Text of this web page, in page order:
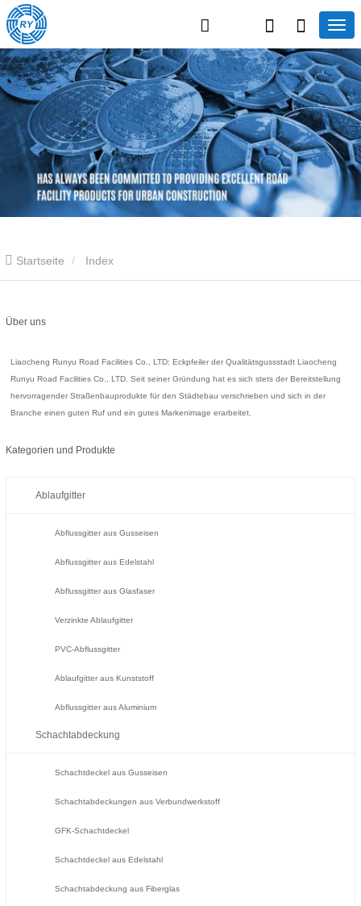
Startseite Index
Über uns
Liaocheng Runyu Road Facilities Co., LTD: Eckpfeiler der Qualitätsgussstadt Liaocheng
Runyu Road Facilities Co., LTD. Seit seiner Gründung hat es sich stets der Bereitstellung
hervorragender Straßenbauprodukte für den Städtebau verschrieben und sich in der
Branche einen guten Ruf und ein gutes Markenimage erarbeitet.
Kategorien und Produkte
Ablaufgitter
Abflussgitter aus Gusseisen
Abflussgitter aus Edelstahl
Abflussgitter aus Glasfaser
Verzinkte Ablaufgitter
PVC-Abflussgitter
Ablaufgitter aus Kunststoff
Abflussgitter aus Aluminium
Schachtabdeckung
Schachtdeckel aus Gusseisen
Schachtabdeckungen aus Verbundwerkstoff
GFK-Schachtdeckel
Schachtdeckel aus Edelstahl
Schachtabdeckung aus Fiberglas